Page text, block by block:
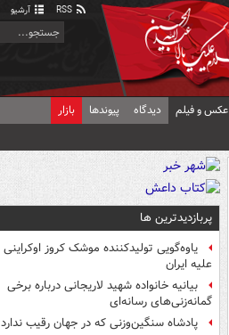
آرشیو
عکس و فیلم دیدگاه پیوندها بازار
پربازدیدترین ها
یاوه‌گویی تولیدکننده موشک کروز اوکراینی
علیه ایران
بیانیه خانواده شهید لاریجانی درباره برخی
گمانه‌زنی‌های رسانه‌ای
پادشاه سنگین‌وزنی که در جهان رقیب ندارد